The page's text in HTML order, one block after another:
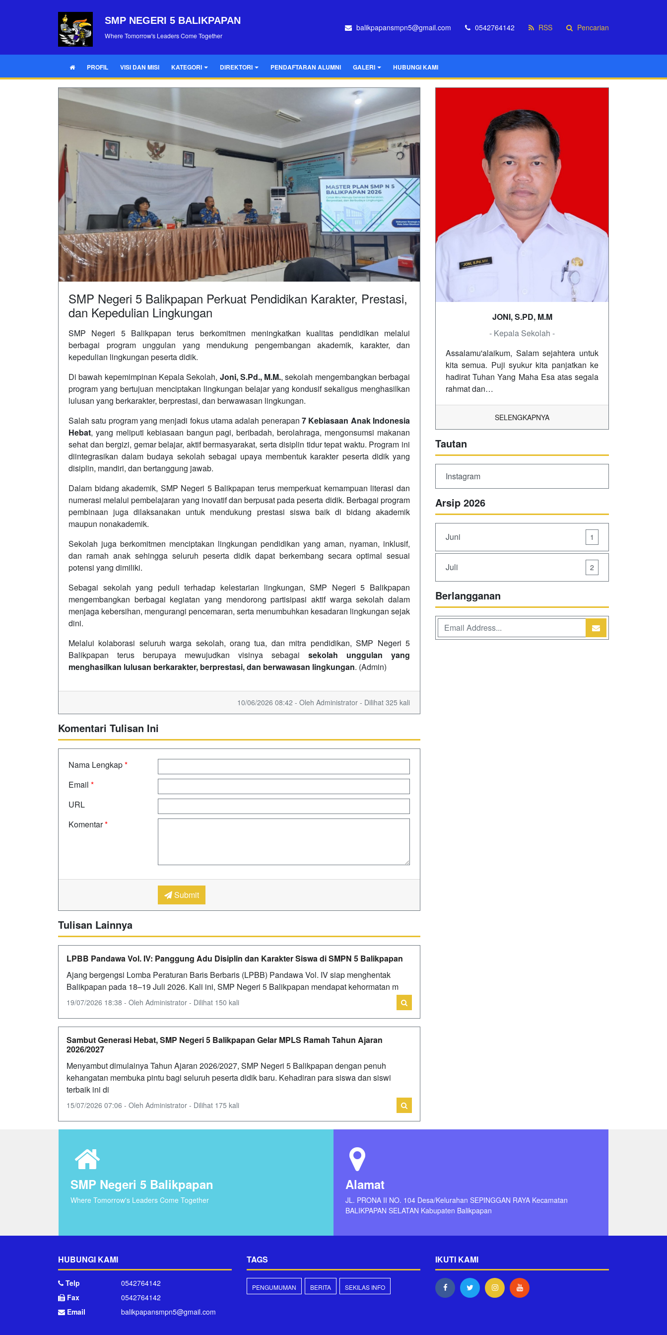
SMP NEGERI 5 BALIKPAPAN
Where Tomorrow's Leaders Come Together
balikpapansmpn5@gmail.com 0542764142 RSS Pencarian
PROFIL VISI DAN MISI KATEGORI DIREKTORI PENDAFTARAN ALUMNI GALERI HUBUNGI KAMI
SMP Negeri 5 Balikpapan Perkuat Pendidikan Karakter, Prestasi,
dan Kepedulian Lingkungan
SMP Negeri 5 Balikpapan terus berkomitmen meningkatkan kualitas pendidikan melalui
berbagai program unggulan yang mendukung pengembangan akademik, karakter, dan
kepedulian lingkungan peserta didik.
Di bawah kepemimpinan Kepala Sekolah, Joni, S.Pd., M.M., sekolah mengembangkan berbagai
program yang bertujuan menciptakan lingkungan belajar yang kondusif sekaligus menghasilkan
lulusan yang berkarakter, berprestasi, dan berwawasan lingkungan.
Salah satu program yang menjadi fokus utama adalah penerapan 7 Kebiasaan Anak Indonesia
Hebat, yang meliputi kebiasaan bangun pagi, beribadah, berolahraga, mengonsumsi makanan
sehat dan bergizi, gemar belajar, aktif bermasyarakat, serta disiplin tidur tepat waktu. Program ini
diintegrasikan dalam budaya sekolah sebagai upaya membentuk karakter peserta didik yang
disiplin, mandiri, dan bertanggung jawab.
Dalam bidang akademik, SMP Negeri 5 Balikpapan terus memperkuat kemampuan literasi dan
numerasi melalui pembelajaran yang inovatif dan berpusat pada peserta didik. Berbagai program
pembinaan juga dilaksanakan untuk mendukung prestasi siswa baik di bidang akademik
maupun nonakademik.
Sekolah juga berkomitmen menciptakan lingkungan pendidikan yang aman, nyaman, inklusif,
dan ramah anak sehingga seluruh peserta didik dapat berkembang secara optimal sesuai
potensi yang dimiliki.
Sebagai sekolah yang peduli terhadap kelestarian lingkungan, SMP Negeri 5 Balikpapan
mengembangkan berbagai kegiatan yang mendorong partisipasi aktif warga sekolah dalam
menjaga kebersihan, mengurangi pencemaran, serta menumbuhkan kesadaran lingkungan sejak
dini.
Melalui kolaborasi seluruh warga sekolah, orang tua, dan mitra pendidikan, SMP Negeri 5
Balikpapan terus berupaya mewujudkan visinya sebagai sekolah unggulan yang
menghasilkan lulusan berkarakter, berprestasi, dan berwawasan lingkungan. (Admin)
10/06/2026 08:42 - Oleh Administrator - Dilihat 325 kali
Komentari Tulisan Ini
Nama Lengkap*
Email *
URL
Komentar*
Submit
Tulisan Lainnya
LPBB Pandawa Vol. IV: Panggung Adu Disiplin dan Karakter Siswa di SMPN 5 Balikpapan
‎Ajang bergengsi Lomba Peraturan Baris Berbaris (LPBB) Pandawa Vol. IV siap menghentak
Balikpapan pada 18–19 Juli 2026. Kali ini, SMP Negeri 5 Balikpapan mendapat kehormatan m
19/07/2026 18:38 - Oleh Administrator - Dilihat 150 kali
Sambut Generasi Hebat, SMP Negeri 5 Balikpapan Gelar MPLS Ramah Tahun Ajaran
2026/2027
Menyambut dimulainya Tahun Ajaran 2026/2027, SMP Negeri 5 Balikpapan dengan penuh
kehangatan membuka pintu bagi seluruh peserta didik baru. Kehadiran para siswa dan siswi
terbaik ini di
15/07/2026 07:06 - Oleh Administrator - Dilihat 175 kali
JONI, S.PD, M.M
- Kepala Sekolah -
Assalamu'alaikum, Salam sejahtera untuk
kita semua. Puji syukur kita panjatkan ke
hadirat Tuhan Yang Maha Esa atas segala
rahmat dan…
SELENGKAPNYA
Tautan
Instagram
Arsip 2026
Juni 1
Juli 2
Berlangganan
SMP Negeri 5 Balikpapan
Where Tomorrow's Leaders Come Together
Alamat
JL. PRONA II NO. 104 Desa/Kelurahan SEPINGGAN RAYA Kecamatan
BALIKPAPAN SELATAN Kabupaten Balikpapan
HUBUNGI KAMI
Telp
0542764142
Fax
0542764142
Email
balikpapansmpn5@gmail.com
TAGS
PENGUMUMAN BERITA SEKILAS INFO
IKUTI KAMI